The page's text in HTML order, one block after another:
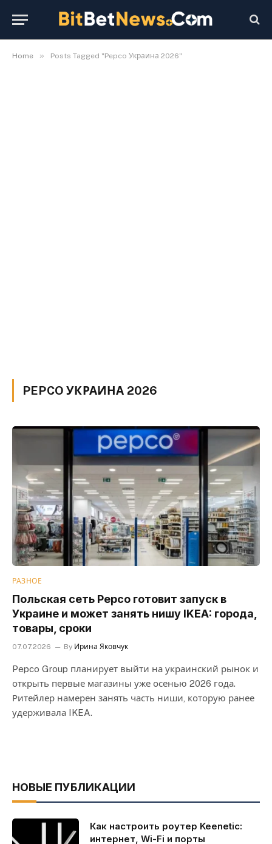
Home » Posts Tagged "Pepco Украина 2026"
PEPCO УКРАИНА 2026
РАЗНОЕ
Польская сеть Pepco готовит запуск в
Украине и может занять нишу IKEA: города,
товары, сроки
07.07.2026 By Ирина Яковчук
Pepco Group планирует выйти на украинский рынок и
открыть первые магазины уже осенью 2026 года.
Ритейлер намерен занять часть ниши, которую ранее
удерживала IKEA.
НОВЫЕ ПУБЛИКАЦИИ
Как настроить роутер Keenetic:
интернет, Wi-Fi и порты